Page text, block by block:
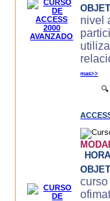
nivel
mas>>